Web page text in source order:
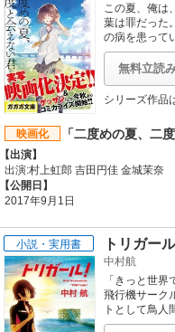
この夏、俺は
葉は罪だった
の病を患って
た彼女を好き
一緒にライ
燐は死んだ。
はいけなかっ
い」と書か
ち、伝えなけ
じめて燐と出
ちを押し殺す
りますように
『下ネタとい
大空が贈る
じクオリテ
収録されてい
無料立読
シリーズ作品
映画化 「二度めの夏、二
【出演】
出演:村上虹郎 吉田円佳 金城茉奈
【公開日】
2017年9月1日
小説・実用書 トリガール
中村航
「きっと世
飛行機サーク
トとして鳥人
ストでゆきな